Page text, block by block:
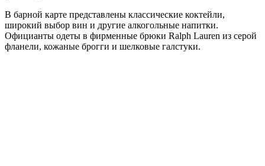
В барной карте представлены классические коктейли,
широкий выбор вин и другие алкогольные напитки.
Официанты одеты в фирменные брюки Ralph Lauren из серой
фланели, кожаные брогги и шелковые галстуки.